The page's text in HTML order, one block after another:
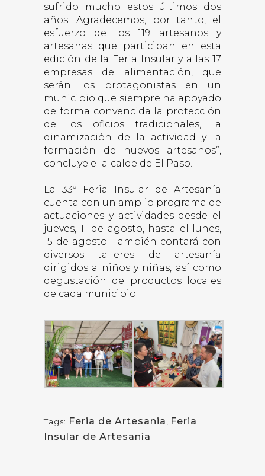
sufrido mucho estos últimos dos
años. Agradecemos, por tanto, el
esfuerzo de los 119 artesanos y
artesanas que participan en esta
edición de la Feria Insular y a las 17
empresas de alimentación, que
serán los protagonistas en un
municipio que siempre ha apoyado
de forma convencida la protección
de los oficios tradicionales, la
dinamización de la actividad y la
formación de nuevos artesanos”,
concluye el alcalde de El Paso.
La 33º Feria Insular de Artesanía
cuenta con un amplio programa de
actuaciones y actividades desde el
jueves, 11 de agosto, hasta el lunes,
15 de agosto. También contará con
diversos talleres de artesanía
dirigidos a niños y niñas, así como
degustación de productos locales
de cada municipio.
Tags: Feria de Artesania, Feria
Insular de Artesanía